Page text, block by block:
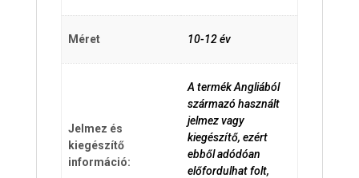
Méret 10-12 év
Jelmez és
kiegészítő
információ:
A termék Angliából
származó használt
jelmez vagy
kiegészítő, ezért
ebből adódóan
előfordulhat folt,